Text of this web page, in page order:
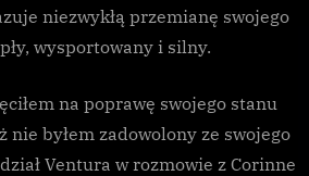
niezwykłą przemianę swojego
wysportowany i silny.
na poprawę swojego stanu
nie byłem zadowolony ze swojego
Ventura w rozmowie z Corinne